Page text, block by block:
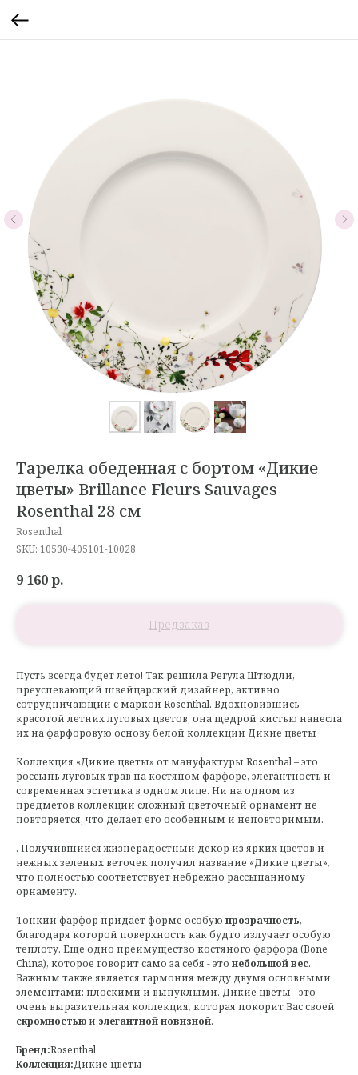
Тарелка обеденная с бортом «Дикие
цветы» Brillance Fleurs Sauvages
Rosenthal 28 см
Rosenthal
SKU: 10530-405101-10028
9 160р.
Пусть всегда будет лето! Так решила Регула Штюдли,
преуспевающий швейцарский дизайнер, активно
сотрудничающий с маркой Rosenthal. Вдохновившись
красотой летних луговых цветов, она щедрой кистью нанесла
их на фарфоровую основу белой коллекции Дикие цветы
Коллекция «Дикие цветы» от мануфактуры Rosenthal – это
россыпь луговых трав на костяном фарфоре, элегантность и
современная эстетика в одном лице. Ни на одном из
предметов коллекции сложный цветочный орнамент не
повторяется, что делает его особенным и неповторимым.
. Получившийся жизнерадостный декор из ярких цветов и
нежных зеленых веточек получил название «Дикие цветы»,
что полностью соответствует небрежно рассыпанному
орнаменту.
Тонкий фарфор придает форме особую прозрачность,
благодаря которой поверхность как будто излучает особую
теплоту. Еще одно преимущество костяного фарфора (Bone
China), которое говорит само за себя - это небольшой вес.
Важным также является гармония между двумя основными
элементами: плоскими и выпуклыми. Дикие цветы - это
очень выразительная коллекция, которая покорит Вас своей
скромностью и элегантной новизной.
Бренд:Rosenthal
Коллекция:Дикие цветы